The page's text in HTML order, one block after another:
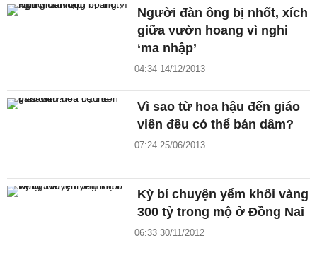
Người đàn ông bị nhốt, xích
giữa vườn hoang vì nghi
‘ma nhập’
04:34 14/12/2013
Vì sao từ hoa hậu đến giáo
viên đều có thể bán dâm?
07:24 25/06/2013
Kỳ bí chuyện yểm khối vàng
300 tỷ trong mộ ở Đồng Nai
06:33 30/11/2012